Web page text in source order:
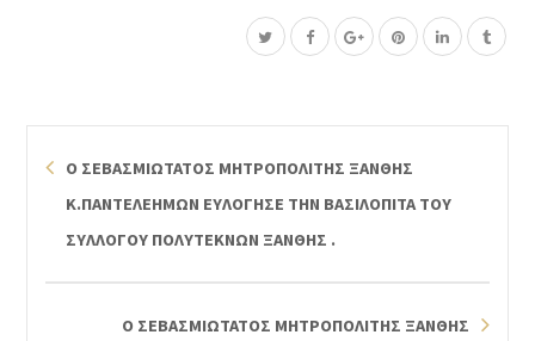
Ο ΣΕΒΑΣΜΙΩΤΑΤΟΣ ΜΗΤΡΟΠΟΛΙΤΗΣ ΞΑΝΘΗΣ
Κ.ΠΑΝΤΕΛΕΗΜΩΝ ΕΥΛΟΓΗΣΕ ΤΗΝ ΒΑΣΙΛΟΠΙΤΑ ΤΟΥ
ΣΥΛΛΟΓΟΥ ΠΟΛΥΤΕΚΝΩΝ ΞΑΝΘΗΣ .
Ο ΣΕΒΑΣΜΙΩΤΑΤΟΣ ΜΗΤΡΟΠΟΛΙΤΗΣ ΞΑΝΘΗΣ